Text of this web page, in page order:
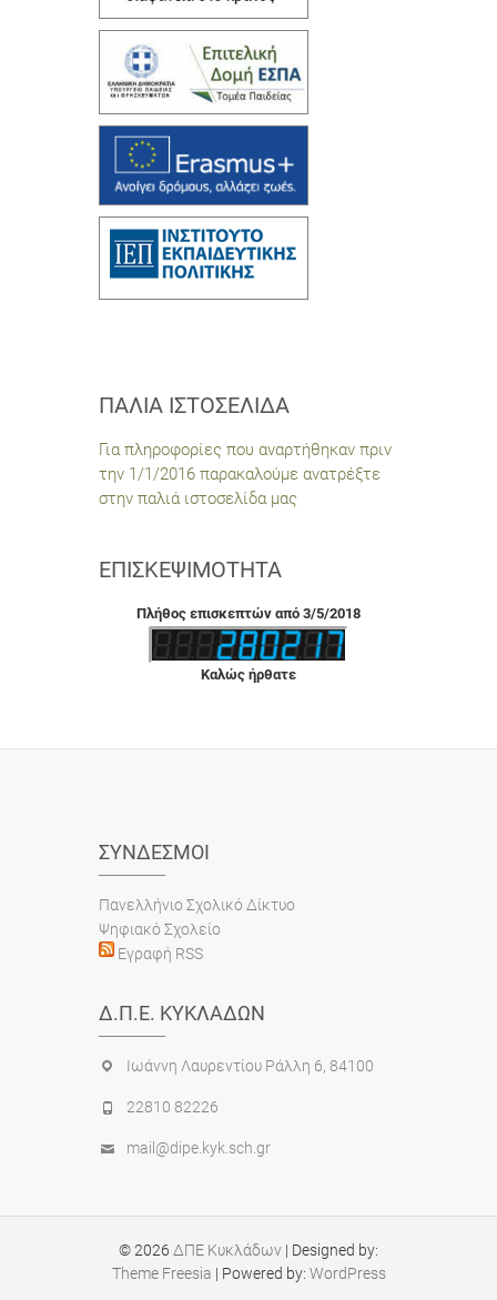
ΠΑΛΙΆ ΙΣΤΟΣΕΛΊΔΑ
Για πληροφορίες που αναρτήθηκαν πριν
την 1/1/2016 παρακαλούμε ανατρέξτε
στην παλιά ιστοσελίδα μας
ΕΠΙΣΚΕΨΙΜΌΤΗΤΑ
Πλήθος επισκεπτών από 3/5/2018
Καλώς ήρθατε
ΣΎΝΔΕΣΜΟΙ
Πανελλήνιο Σχολικό Δίκτυο
Ψηφιακό Σχολείο
Εγραφή RSS
Δ.Π.Ε. ΚΥΚΛΆΔΩΝ
Ιωάννη Λαυρεντίου Ράλλη 6, 84100
22810 82226
mail@dipe.kyk.sch.gr
© 2026 ΔΠΕ Κυκλάδων | Designed by:
Theme Freesia | Powered by: WordPress